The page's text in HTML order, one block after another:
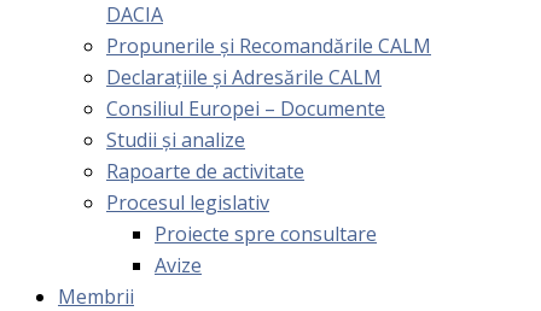
DACIA
Propunerile și Recomandările CALM
Declarațiile și Adresările CALM
Consiliul Europei – Documente
Studii și analize
Rapoarte de activitate
Procesul legislativ
Proiecte spre consultare
Avize
Membrii